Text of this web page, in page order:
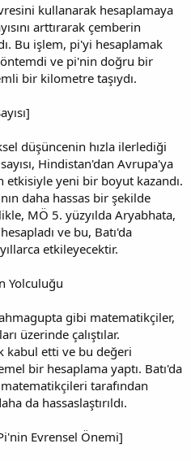
kullanarak hesaplamaya
arttırarak çemberin
Bu işlem, pi'yi hesaplamak
ve pi'nin doğru bir
bir kilometre taşıydı.
düşüncenin hızla ilerlediği
Hindistan'dan Avrupa'ya
yeni bir boyut kazandı.
daha hassas bir şekilde
MÖ 5. yüzyılda Aryabhata,
ve bu, Batı'da
etkileyecektir.
Yolculuğu
gibi matematikçiler,
üzerinde çalıştılar.
kabul etti ve bu değeri
bir hesaplama yaptı. Batı'da
tarafından
da hassaslaştırıldı.
Evrensel Önemi]